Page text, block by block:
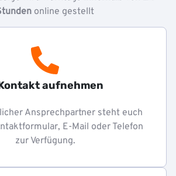
online gestellt
aufnehmen
Ansprechpartner steht euch
E-Mail oder Telefon
zur Verfügung.